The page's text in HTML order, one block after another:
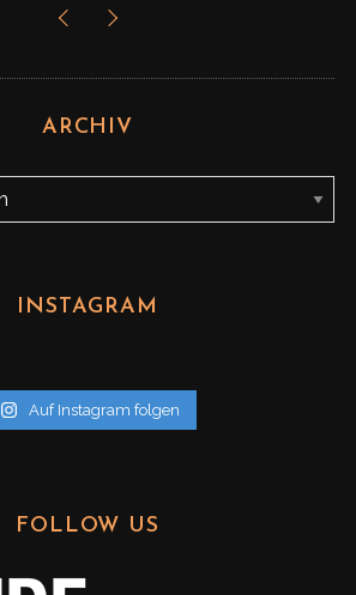
ARCHIV
INSTAGRAM
Auf Instagram folgen
FOLLOW US